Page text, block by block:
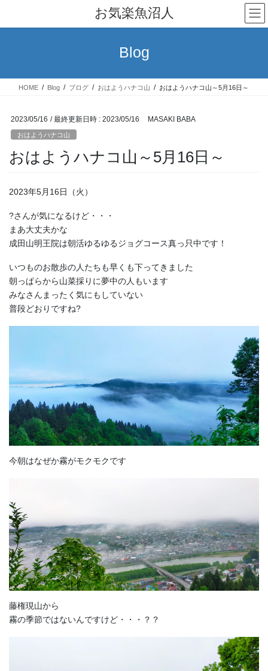
テ
ス
ゲ
ン
お気楽魚沼人
Blog
HOME Blog ブログ おはようハナコ山 おはようハナコ山～5月16日～
2023/05/16 / 最終更新日時 : 2023/05/16 MASAKI BABA
おはようハナコ山
おはようハナコ山～5月16日～
2023年5月16日（火）
?さんが気になるけど・・・
まあ大丈夫かな
成田山明王院は朝活ゆるゆるジョグコース真っ只中です！
いつものお散歩の人たちも早くも下ってきました
朝っぱらから山菜採りに夢中の人もいます
みなさんまったく気にもしていない
普段どおりですね?
今朝はなぜか霧がモクモクです
藤権現山から
霧の季節ではないんですけど・・・？？